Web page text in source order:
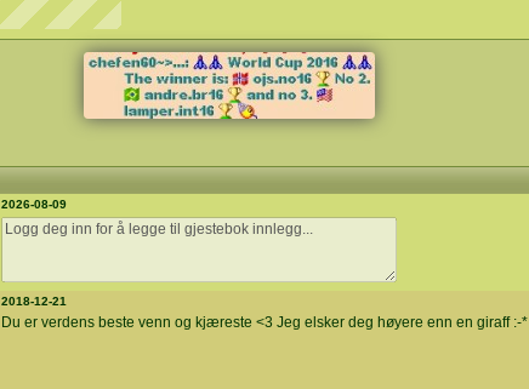
2026-08-09
2018-12-21
Du er verdens beste venn og kjæreste <3 Jeg elsker deg høyere enn en giraff :-*